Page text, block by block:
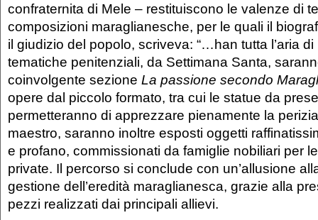
confraternita di Mele – restituiscono le valenze di
composizioni maraglianesche, per le quali il
il giudizio del popolo, scriveva: “…han tutta l’aria di
tematiche penitenziali, da Settimana Santa,
coinvolgente sezione La passione secondo
opere dal piccolo formato, tra cui le statue da
permetteranno di apprezzare pienamente la
maestro, saranno inoltre esposti oggetti
e profano, commissionati da famiglie nobiliari per
private. Il percorso si conclude con un’allusione
gestione dell’eredità maraglianesca, grazie alla
pezzi realizzati dai principali allievi.